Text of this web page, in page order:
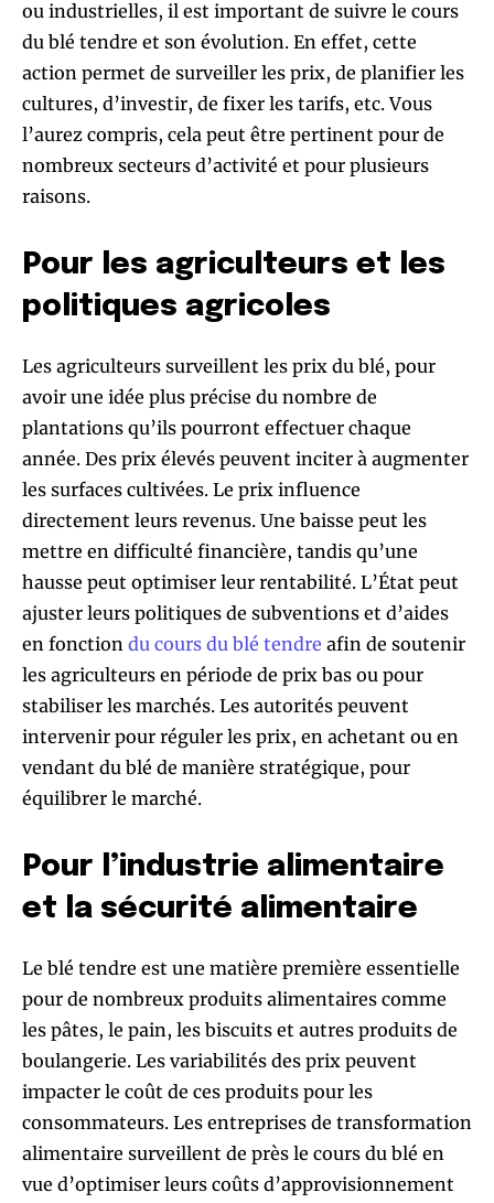
ou industrielles, il est important de suivre le cours
du blé tendre et son évolution. En effet, cette
action permet de surveiller les prix, de planifier les
cultures, d’investir, de fixer les tarifs, etc. Vous
l’aurez compris, cela peut être pertinent pour de
nombreux secteurs d’activité et pour plusieurs
raisons.
Pour les agriculteurs et les
politiques agricoles
Les agriculteurs surveillent les prix du blé, pour
avoir une idée plus précise du nombre de
plantations qu’ils pourront effectuer chaque
année. Des prix élevés peuvent inciter à augmenter
les surfaces cultivées. Le prix influence
directement leurs revenus. Une baisse peut les
mettre en difficulté financière, tandis qu’une
hausse peut optimiser leur rentabilité. L’État peut
ajuster leurs politiques de subventions et d’aides
en fonction du cours du blé tendre afin de soutenir
les agriculteurs en période de prix bas ou pour
stabiliser les marchés. Les autorités peuvent
intervenir pour réguler les prix, en achetant ou en
vendant du blé de manière stratégique, pour
équilibrer le marché.
Pour l’industrie alimentaire
et la sécurité alimentaire
Le blé tendre est une matière première essentielle
pour de nombreux produits alimentaires comme
les pâtes, le pain, les biscuits et autres produits de
boulangerie. Les variabilités des prix peuvent
impacter le coût de ces produits pour les
consommateurs. Les entreprises de transformation
alimentaire surveillent de près le cours du blé en
vue d’optimiser leurs coûts d’approvisionnement